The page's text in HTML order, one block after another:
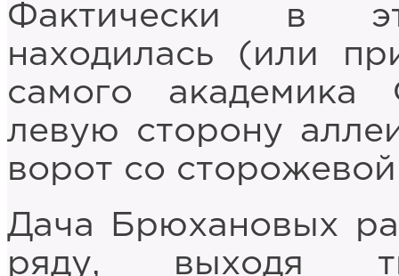
Фактически в
находилась (или
самого академика
левую сторону
ворот со
Дача Брюхановых
ряду, выходя